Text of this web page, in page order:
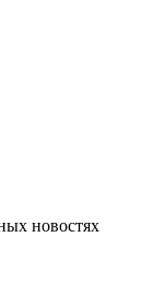
новостях